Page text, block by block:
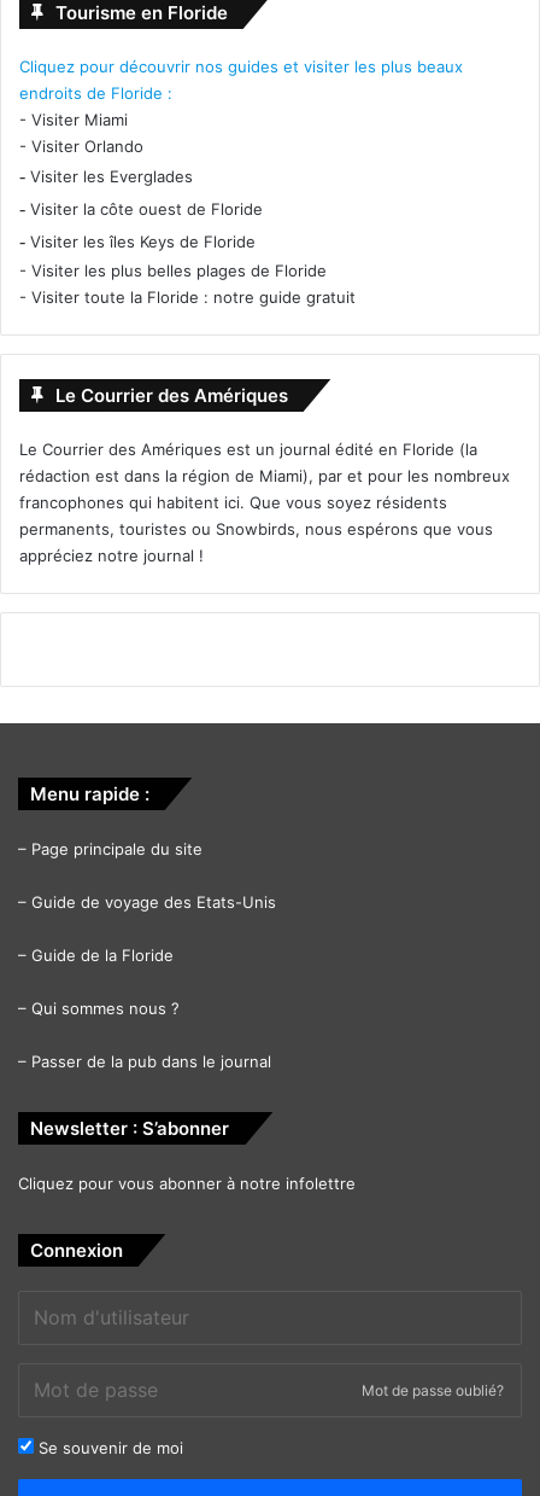
Tourisme en Floride
Cliquez pour découvrir nos guides et visiter les plus beaux
endroits de Floride :
- Visiter Miami
- Visiter Orlando
- Visiter les Everglades
- Visiter la côte ouest de Floride
- Visiter les îles Keys de Floride
- Visiter les plus belles plages de Floride
- Visiter toute la Floride : notre guide gratuit
Le Courrier des Amériques
Le Courrier des Amériques est un journal édité en Floride (la
rédaction est dans la région de Miami), par et pour les nombreux
francophones qui habitent ici. Que vous soyez résidents
permanents, touristes ou Snowbirds, nous espérons que vous
appréciez notre journal !
Menu rapide :
– Page principale du site
– Guide de voyage des Etats-Unis
– Guide de la Floride
– Qui sommes nous ?
– Passer de la pub dans le journal
Newsletter : S’abonner
Cliquez pour vous abonner à notre infolettre
Connexion
Mot de passe oublié?
Se souvenir de moi